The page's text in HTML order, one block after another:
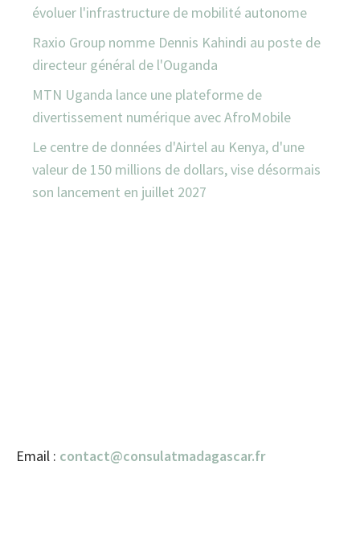
évoluer l'infrastructure de mobilité autonome
Raxio Group nomme Dennis Kahindi au poste de
directeur général de l'Ouganda
MTN Uganda lance une plateforme de
divertissement numérique avec AfroMobile
Le centre de données d'Airtel au Kenya, d'une
valeur de 150 millions de dollars, vise désormais
son lancement en juillet 2027
Email : contact@consulatmadagascar.fr